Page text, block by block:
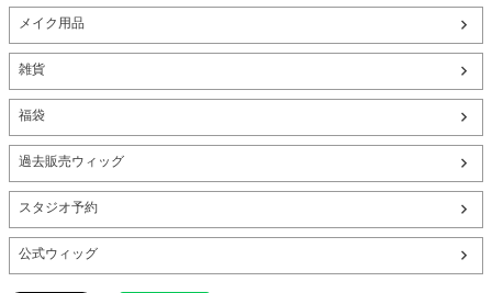
メイク用品
雑貨
福袋
過去販売ウィッグ
スタジオ予約
公式ウィッグ